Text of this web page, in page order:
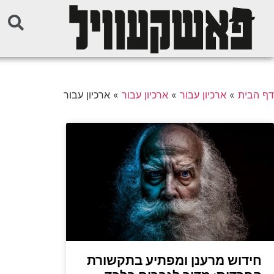
דף הבית » ארכיון עבור » ארכיון עבור » ארכיון עבור
חידוש מרענן ומפתיע בתקשורת